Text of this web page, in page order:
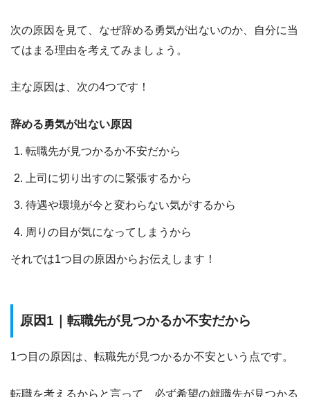
次の原因を見て、なぜ辞める勇気が出ないのか、自分に当
てはまる理由を考えてみましょう。
主な原因は、 次の4つです！
辞める勇気が出ない原因
転職先が見つかるか不安だから
上司に切り出すのに緊張するから
待遇や環境が今と変わらない気がするから
周りの目が気になってしまうから
それでは1つ目の原因からお伝えします！
原因1｜転職先が見つかるか不安だから
1つ目の原因は、 転職先が見つかるか不安という点です。
転職を考えるからと言って、必ず希望の就職先が見つかる